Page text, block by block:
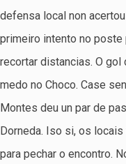
defensa local non
primeiro intento no
recortar distancias. O
medo no Choco. Case
Montes deu un par de
Dorneda. Iso si, os
para pechar o encontro.